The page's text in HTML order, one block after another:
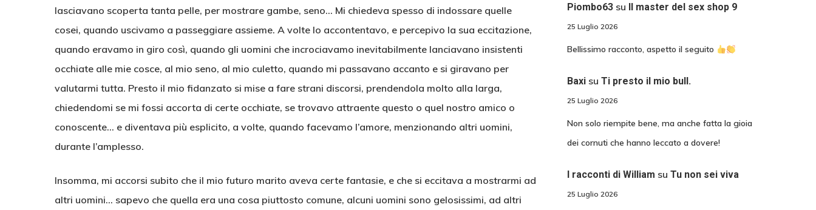
lasciavano scoperta tanta pelle, per mostrare gambe, seno… Mi chiedeva spesso di indossare quelle
cosei, quando uscivamo a passeggiare assieme. A volte lo accontentavo, e percepivo la sua eccitazione,
quando eravamo in giro così, quando gli uomini che incrociavamo inevitabilmente lanciavano insistenti
occhiate alle mie cosce, al mio seno, al mio culetto, quando mi passavano accanto e si giravano per
valutarmi tutta. Presto il mio fidanzato si mise a fare strani discorsi, prendendola molto alla larga,
chiedendomi se mi fossi accorta di certe occhiate, se trovavo attraente questo o quel nostro amico o
conoscente… e diventava più esplicito, a volte, quando facevamo l’amore, menzionando altri uomini,
durante l’amplesso.
Insomma, mi accorsi subito che il mio futuro marito aveva certe fantasie, e che si eccitava a mostrarmi ad
altri uomini… sapevo che quella era una cosa piuttosto comune, alcuni uomini sono gelosissimi, ad altri
Piombo63su Il master del sex shop 9
25 Luglio 2026
Bellissimo racconto, aspetto il seguito
Baxisu Ti presto il mio bull.
25 Luglio 2026
Non solo riempite bene, ma anche fatta la gioia
dei cornuti che hanno leccato a dovere!
I racconti di William su Tu non sei viva
25 Luglio 2026